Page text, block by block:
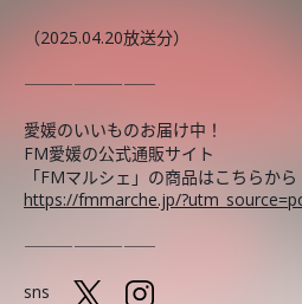
（2025.04.20放送分）
――――――――
愛媛のいいものお届け中！
FM愛媛の公式通販サイト
「FMマルシェ」の商品はこちらから
https://fmmarche.jp/
――――――――
sns